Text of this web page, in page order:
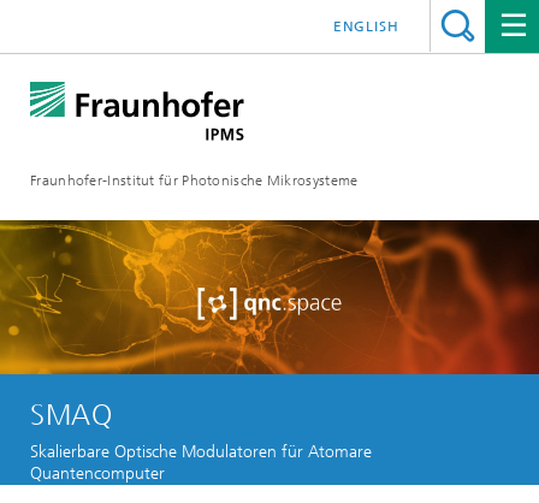
Fraunhofer-Institut für Photonische Mikrosysteme
ENGLISH
SMAQ
Skalierbare Optische Modulatoren für Atomare
Quantencomputer